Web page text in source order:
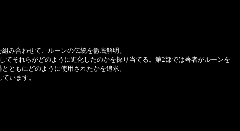
み合わせて、ルーンの伝統を徹底解明。
それらがどのように進化したのかを探り当てる。第2部では著者がルーンを
ともにどのように使用されたかを追求。
います。